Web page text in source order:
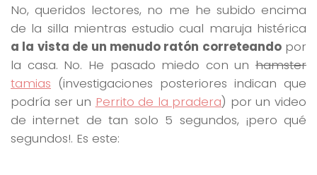
No, queridos lectores, no me he subido encima
de la silla mientras estudio cual maruja histérica
a la vista de un menudo ratón correteandopor
la casa. No. He pasado miedo con un hamster
tamias (investigaciones posteriores indican que
podría ser un Perrito de la pradera) por un video
de internet de tan solo 5 segundos, ¡pero qué
segundos!. Es este: